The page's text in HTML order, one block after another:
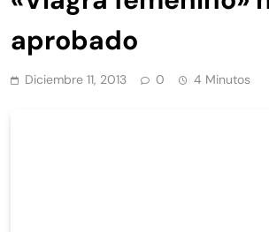
aprobado
Diciembre 11, 2013 0 4 Minutos